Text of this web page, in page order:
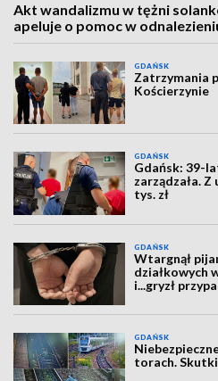
Akt wandalizmu w tężni
apeluje o pomoc w
GDAŃSK
Zatrzymania
Kościerzynie
GDAŃSK
Gdańsk: 39-
zarządzała.
tys. zł
GDAŃSK
Wtargnął
działkowych
i...gryzł
GDAŃSK
torach.